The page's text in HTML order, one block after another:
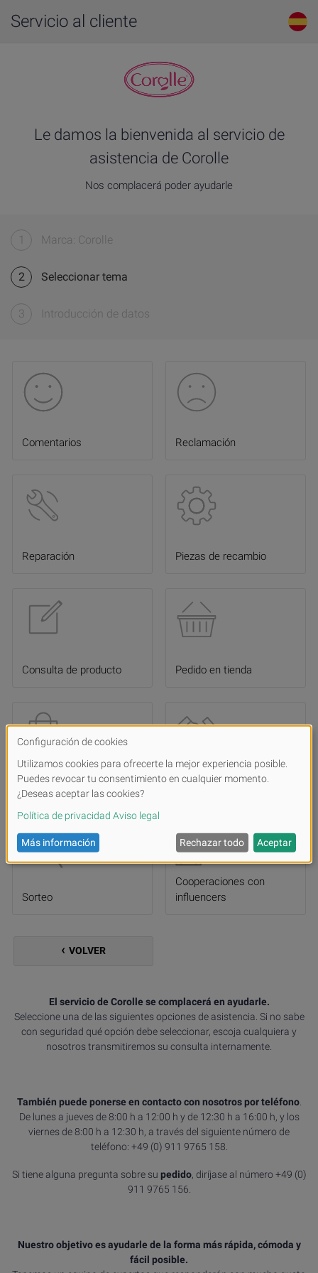
Servicio al cliente
Le damos la bienvenida al servicio de
asistencia de Corolle
Nos complacerá poder ayudarle
1 Marca: Corolle
2 Seleccionar tema
3 Introducción de datos
Comentarios Reclamación
Reparación Piezas de recambio
Consulta de producto Pedido en tienda
Hacerse distribuidor Solicitud de donación
Sorteo
Cooperaciones con
influencers
VOLVER
El servicio de Corolle se complacerá en ayudarle.
Seleccione una de las siguientes opciones de asistencia. Si no sabe
con seguridad qué opción debe seleccionar, escoja cualquiera y
nosotros transmitiremos su consulta internamente.
También puede ponerse en contacto con nosotros por teléfono.
De lunes a jueves de 8:00 h a 12:00 h y de 12:30 h a 16:00 h, y los
viernes de 8:00 h a 12:30 h, a través del siguiente número de
teléfono: +49 (0) 911 9765 158.
Si tiene alguna pregunta sobre su pedido, diríjase al número +49 (0)
911 9765 156.
Nuestro objetivo es ayudarle de la forma más rápida, cómoda y
fácil posible.